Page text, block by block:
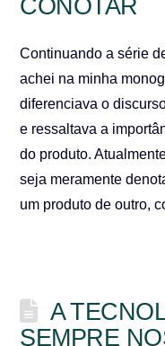
CONOTAR
Continuando a série
achei na minha
diferenciava o
e ressaltava a
do produto.
seja meramente
um produto de outro,
A
SEMPRE